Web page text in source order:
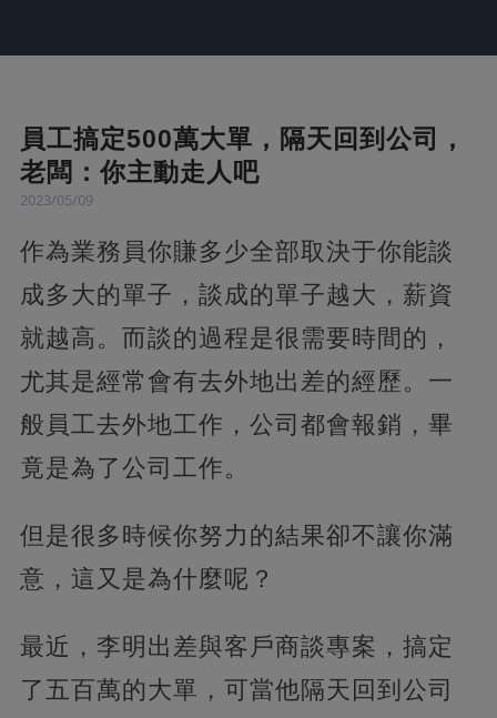
員工搞定500萬大單，隔天回到公司，
老闆：你主動走人吧
2023/05/09
作為業務員你賺多少全部取決于你能談
成多大的單子，談成的單子越大，薪資
就越高。而談的過程是很需要時間的，
尤其是經常會有去外地出差的經歷。一
般員工去外地工作，公司都會報銷，畢
竟是為了公司工作。
但是很多時候你努力的結果卻不讓你滿
意，這又是為什麼呢？
最近，李明出差與客戶商談專案，搞定
了五百萬的大單，可當他隔天回到公司